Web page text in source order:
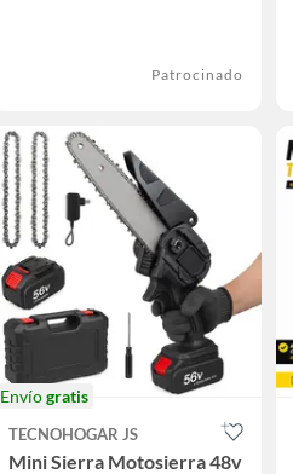
Patrocinado
Envíogratis
TECNOHOGAR JS
Mini Sierra Motosierra 48v